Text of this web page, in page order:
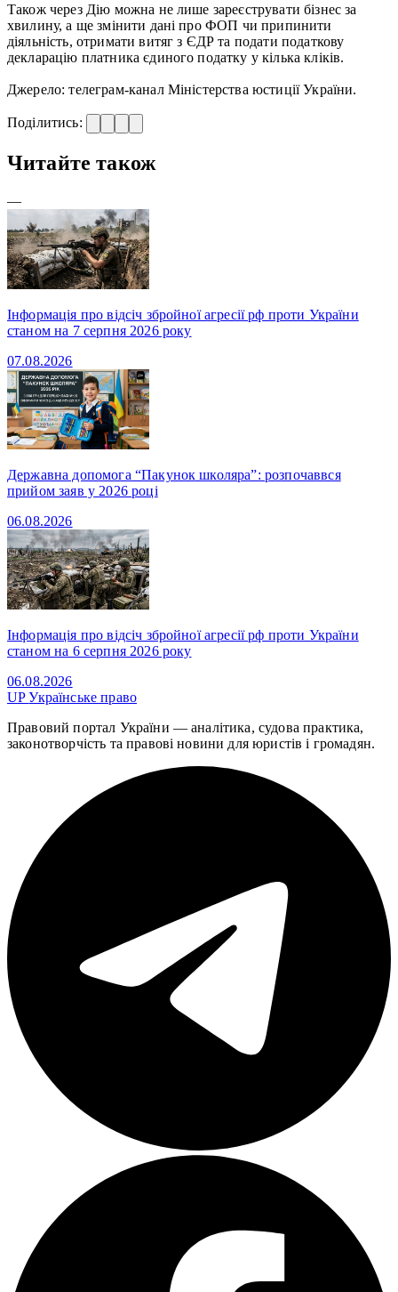
Також через Дію можна не лише зареєструвати бізнес за
хвилину, а ще змінити дані про ФОП чи припинити
діяльність, отримати витяг з ЄДР та подати податкову
декларацію платника єдиного податку у кілька кліків.
Джерело: телеграм-канал Міністерства юстиції України.
Поділитись:
Читайте також
—
Інформація про відсіч збройної агресії рф проти України
станом на 7 серпня 2026 року
07.08.2026
Державна допомога “Пакунок школяра”: розпочаввся
прийом заяв у 2026 році
06.08.2026
Інформація про відсіч збройної агресії рф проти України
станом на 6 серпня 2026 року
06.08.2026
UPУкраїнське право
Правовий портал України — аналітика, судова практика,
законотворчість та правові новини для юристів і громадян.